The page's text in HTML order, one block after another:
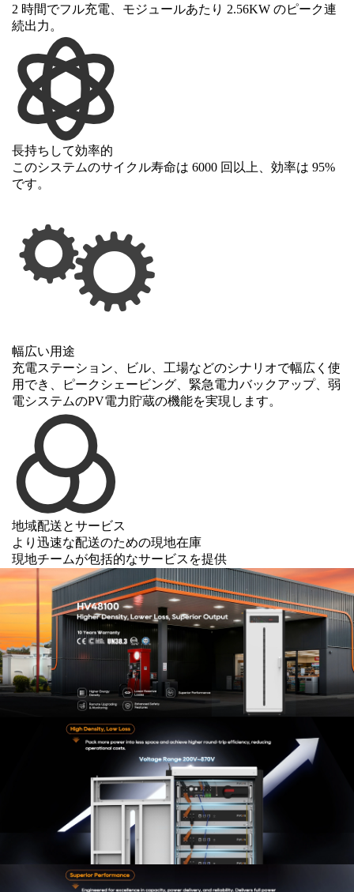
2 時間でフル充電、モジュールあたり 2.56KW のピーク連
続出力。
長持ちして効率的
このシステムのサイクル寿命は 6000 回以上、効率は 95%
です。
幅広い用途
充電ステーション、ビル、工場などのシナリオで幅広く使
用でき、ピークシェービング、緊急電力バックアップ、弱
電システムのPV電力貯蔵の機能を実現します。
地域配送とサービス
より迅速な配送のための現地在庫
現地チームが包括的なサービスを提供